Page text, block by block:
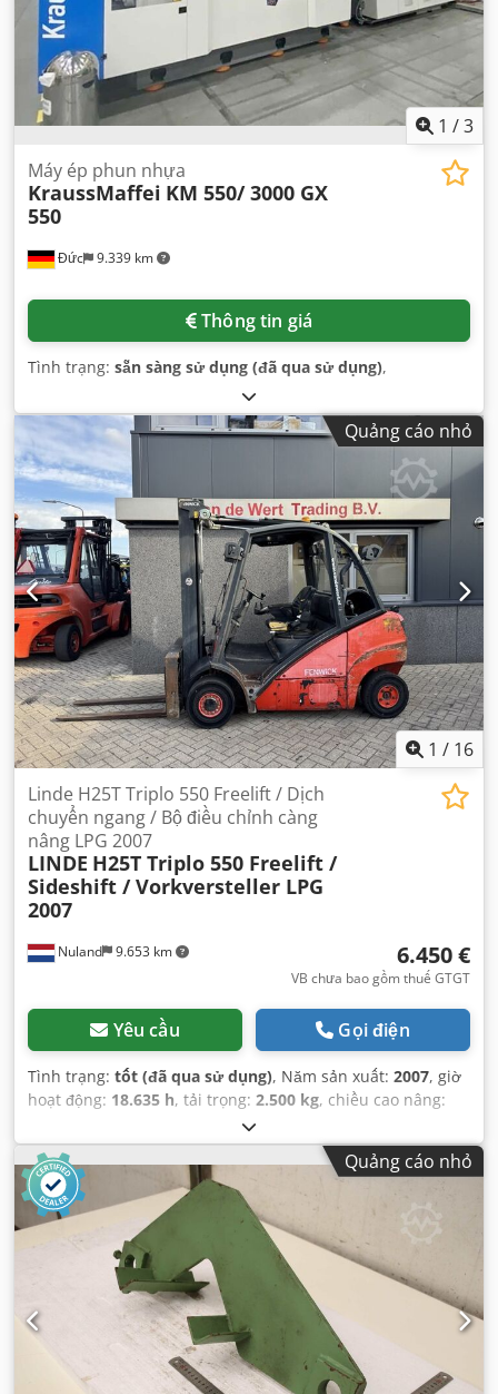
1 /3
Đức 9.339 km
Máy ép phun nhựa
KraussMaffei KM 550/ 3000 GX
550
Thông tin giá
Tình trạng: sẵn sàng sử dụng (đã qua sử dụng),
Quảng cáo nhỏ
1 / 16
Nuland 9.653 km
Linde H25T Triplo 550 Freelift / Dịch
chuyển ngang / Bộ điều chỉnh càng
nâng LPG 2007
LINDE H25T Triplo 550 Freelift /
Sideshift / Vorkversteller LPG
2007
6.450 €
VB chưa bao gồm thuế GTGT
Yêu cầu Gọi điện
Tình trạng: tốt (đã qua sử dụng), Năm sản xuất: 2007, giờ
hoạt động: 18.635 h, tải trọng: 2.500 kg, chiều cao nâng:
khí đốt
cao xây dựng:2.400 mm,
Quảng cáo nhỏ